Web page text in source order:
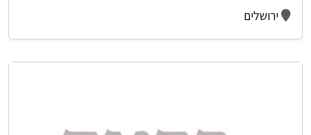
ירושלים